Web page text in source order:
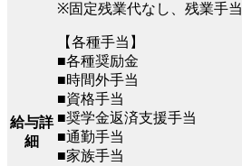
給与詳
細
※固定残業代なし、残業手
【各種手当】
■各種奨励金
■時間外手当
■資格手当
■奨学金返済支援手当
■通勤手当
■家族手当